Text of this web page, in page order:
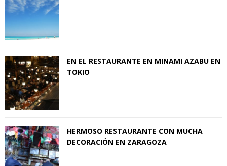
EN EL RESTAURANTE EN MINAMI AZABU EN
TOKIO
HERMOSO RESTAURANTE CON MUCHA
DECORACIÓN EN ZARAGOZA